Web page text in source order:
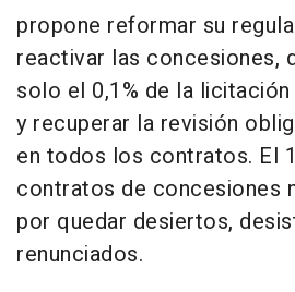
propone reformar su
reactivar las concesiones,
solo el 0,1% de la
y recuperar la revisión
en todos los contratos. El
contratos de concesiones
por quedar desiertos,
renunciados.